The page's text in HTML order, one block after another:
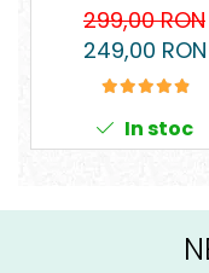
lichide – 4 senzori,
XL, protecție DIN
299,00 RON
249,00 RON
In stoc